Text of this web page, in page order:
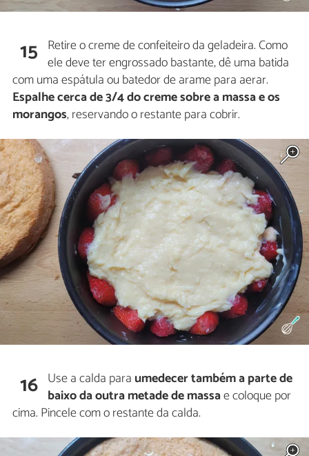
15 Retire o creme de confeiteiro da geladeira. Como
ele deve ter engrossado bastante, dê uma batida
com uma espátula ou batedor de arame para aerar.
Espalhe cerca de 3/4 do creme sobre a massa e os
morangos, reservando o restante para cobrir.
16 Use a calda para umedecer também a parte de
baixo da outra metade de massae coloque por
cima. Pincele com o restante da calda.